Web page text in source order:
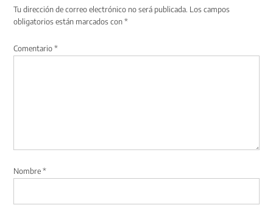
Tu dirección de correo electrónico no será publicada. Los campos
obligatorios están marcados con*
Comentario*
Nombre*